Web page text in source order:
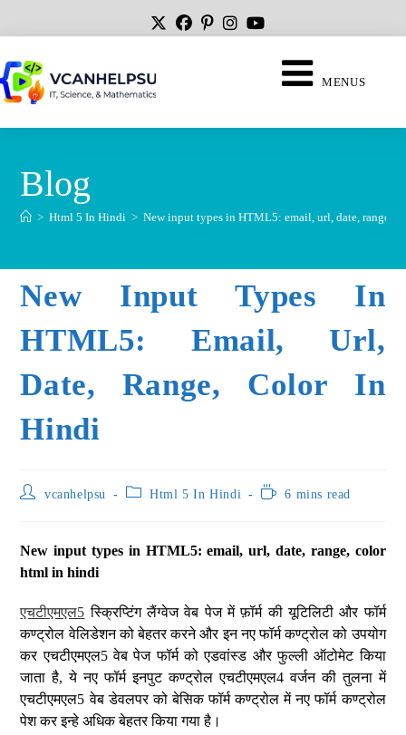
MENUS
Blog
> Html 5 In Hindi > New input types in HTML5: email, url, date, range,
New Input Types In
HTML5: Email, Url,
Date, Range, Color In
Hindi
vcanhelpsu Html 5 In Hindi 6 mins read
New input types in HTML5: email, url, date, range, color
html in hindi
एचटीएमएल5 स्क्रिप्टिंग लैंग्वेज वेब पेज में फ़ॉर्म की यूटिलिटी और फॉर्म
कण्ट्रोल वेलिडेशन को बेहतर करने और इन नए फॉर्म कण्ट्रोल को उपयोग
कर एचटीएमएल5 वेब पेज फॉर्म को एडवांस्ड और फुल्ली ऑटोमेट किया
जाता है, ये नए फॉर्म इनपुट कण्ट्रोल एचटीएमएल4 वर्जन की तुलना में
एचटीएमएल5 वेब डेवलपर को बेसिक फॉर्म कण्ट्रोल में नए फॉर्म कण्ट्रोल
पेश कर इन्हे अधिक बेहतर किया गया है।